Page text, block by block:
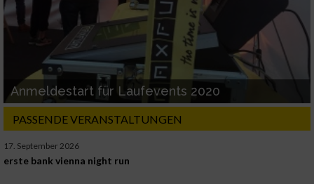
Anmeldestart für Laufevents 2020
PASSENDE VERANSTALTUNGEN
17. September 2026
erste bank vienna night run